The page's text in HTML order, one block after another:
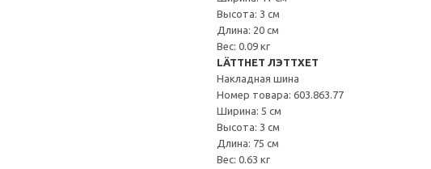
Высота: 3 см
Длина: 20 см
Вес: 0.09 кг
LÄTTHET ЛЭТТХЕТ
Накладная шина
Номер товара: 603.863.77
Ширина: 5 см
Высота: 3 см
Длина: 75 см
Вес: 0.63 кг